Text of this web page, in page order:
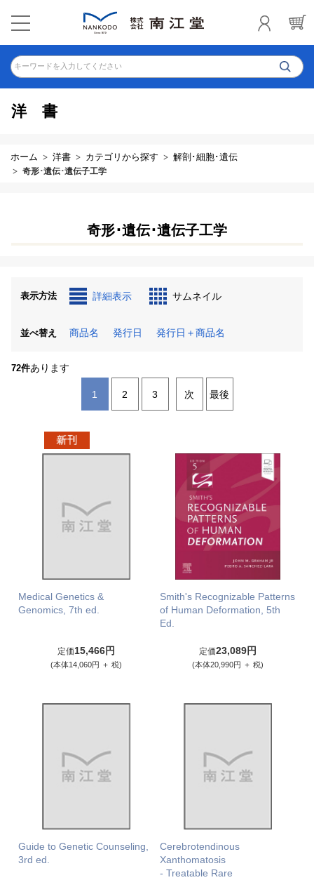
キーワードを入力してください
洋書
ホーム 洋書 カテゴリから探す 解剖･細胞･遺伝
奇形･遺伝･遺伝子工学
奇形･遺伝･遺伝子工学
表示方法 詳細表示 サムネイル
並べ替え 商品名 発行日 発行日＋商品名
72件あります
1 2 3 次 最後
Medical Genetics &
Genomics, 7th ed.
定価15,466円
(本体14,060円 ＋ 税)
Smith's Recognizable Patterns
of Human Deformation, 5th
Ed.
定価23,089円
(本体20,990円 ＋ 税)
Guide to Genetic Counseling,
3rd ed.
Cerebrotendinous
Xanthomatosis
- Treatable Rare